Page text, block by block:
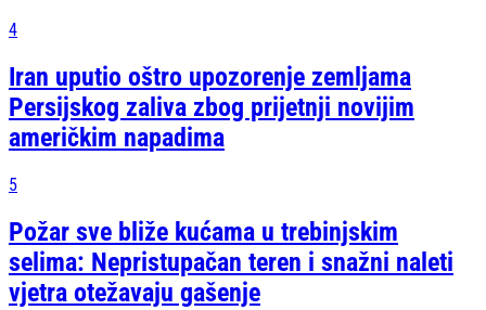
4
Iran uputio oštro upozorenje zemljama
Persijskog zaliva zbog prijetnji novijim
američkim napadima
5
Požar sve bliže kućama u trebinjskim
selima: Nepristupačan teren i snažni naleti
vjetra otežavaju gašenje